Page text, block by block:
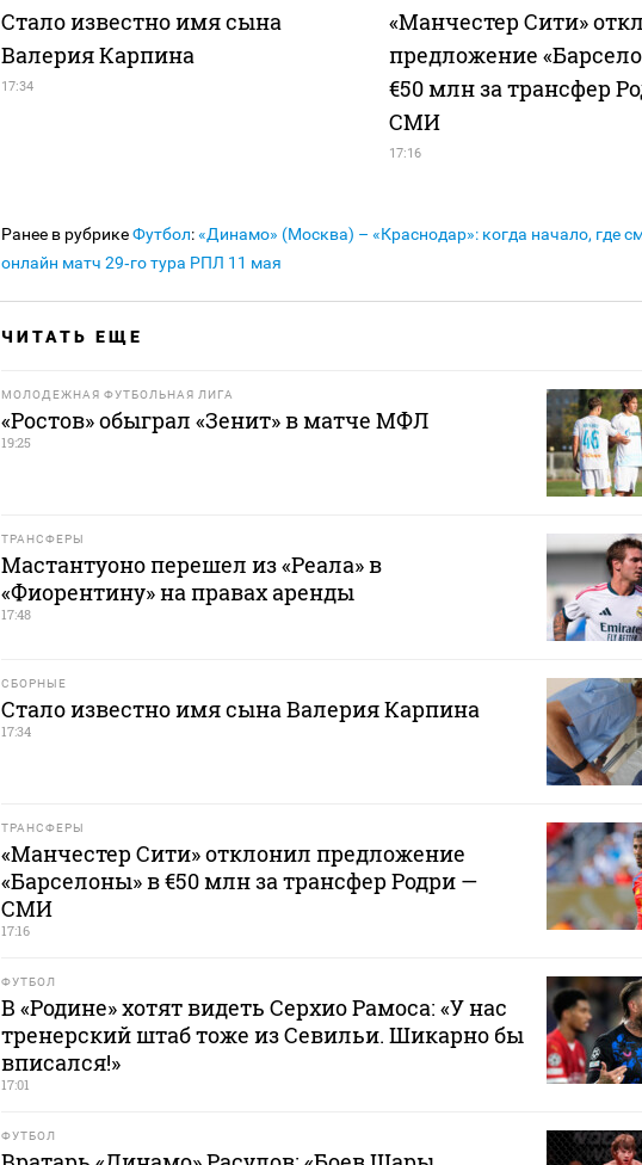
Стало известно имя сына
Валерия Карпина
17:34
«Манчестер Сити»
предложение
€50 млн за трансфер
СМИ
17:16
Ранее в рубрикеФутбол:«Динамо» (Москва) – «Краснодар»: когда начало, где
онлайн матч 29‑го тура РПЛ 11 мая
ЧИТАТЬ ЕЩЕ
МОЛОДЕЖНАЯ ФУТБОЛЬНАЯ ЛИГА
«Ростов» обыграл «Зенит» в матче МФЛ
19:25
ТРАНСФЕРЫ
Мастантуоно перешел из «Реала» в
«Фиорентину» на правах аренды
17:48
СБОРНЫЕ
Стало известно имя сына Валерия Карпина
17:34
ТРАНСФЕРЫ
«Манчестер Сити» отклонил предложение
«Барселоны» в €50 млн за трансфер Родри —
СМИ
17:16
ФУТБОЛ
В «Родине» хотят видеть Серхио Рамоса: «У нас
тренерский штаб тоже из Севильи. Шикарно бы
вписался!»
17:01
ФУТБОЛ